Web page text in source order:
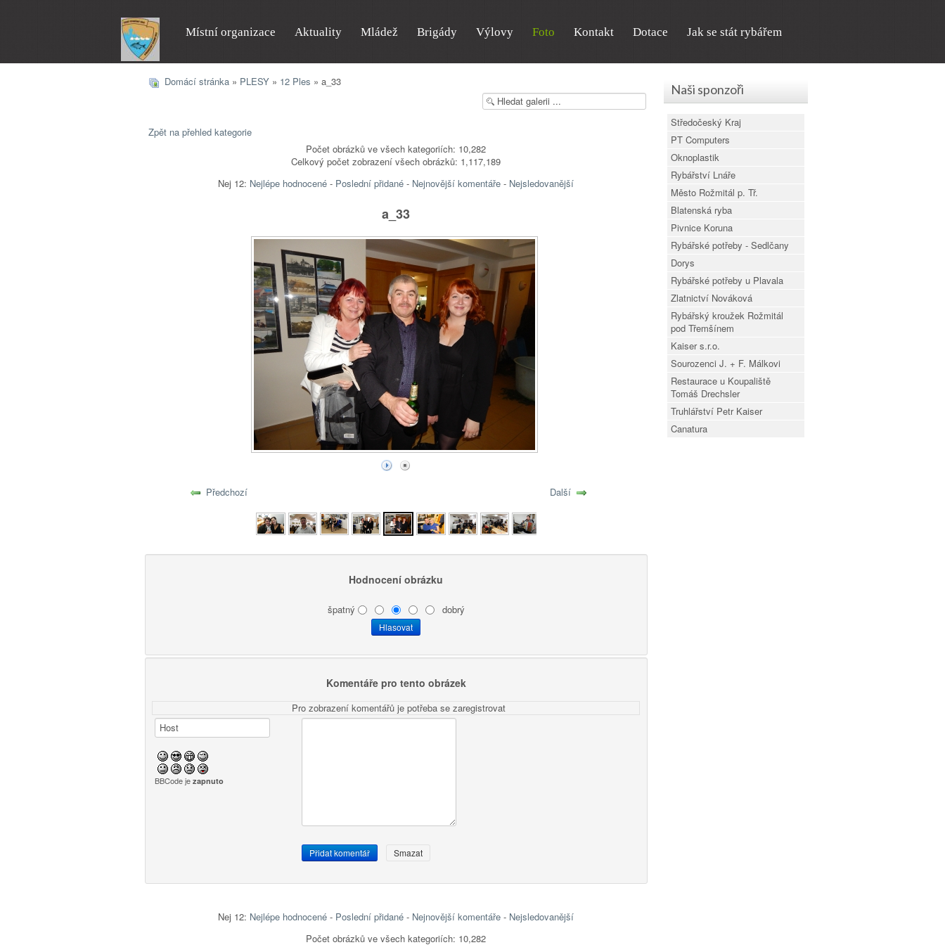
Místní organizace Aktuality Mládež Brigády Výlovy Foto Kontakt Dotace Jak se stát rybářem
Domácí stránka » PLESY » 12 Ples » a_33
Zpět na přehled kategorie
Počet obrázků ve všech kategoriích: 10,282
Celkový počet zobrazení všech obrázků: 1,117,189
Nej 12: Nejlépe hodnocené - Poslední přidané - Nejnovější komentáře - Nejsledovanější
a_33
Předchozí Další
Hodnocení obrázku
špatný dobrý
Komentáře pro tento obrázek
Pro zobrazení komentářů je potřeba se zaregistrovat
BBCode je zapnuto
Nej 12: Nejlépe hodnocené - Poslední přidané - Nejnovější komentáře - Nejsledovanější
Počet obrázků ve všech kategoriích: 10,282
Naši sponzoři
Středočeský Kraj
PT Computers
Oknoplastik
Rybářství Lnáře
Město Rožmitál p. Tř.
Blatenská ryba
Pivnice Koruna
Rybářské potřeby - Sedlčany
Dorys
Rybářské potřeby u Plavala
Zlatnictví Nováková
Rybářský kroužek Rožmitál
pod Třemšínem
Kaiser s.r.o.
Sourozenci J. + F. Málkovi
Restaurace u Koupaliště
Tomáš Drechsler
Truhlářství Petr Kaiser
Canatura